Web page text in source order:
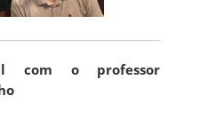
com o professor